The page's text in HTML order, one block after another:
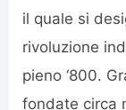
il quale si
rivoluzione
pieno ‘800.
fondate circa